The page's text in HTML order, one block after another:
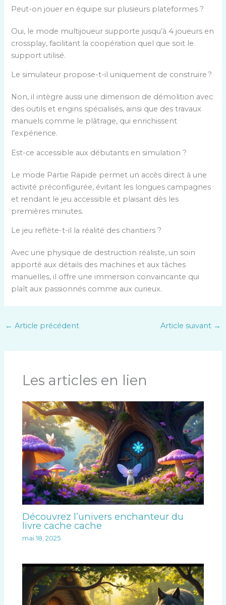
Peut-on jouer en équipe sur plusieurs plateformes ?
Oui, le mode multijoueur supporte jusqu’à 4 joueurs en
crossplay, facilitant la coopération quel que soit le
support utilisé.
Le simulateur propose-t-il uniquement de construire ?
Non, il intègre aussi une dimension de démolition avec
des outils et engins spécialisés, ainsi que des travaux
manuels comme le plâtrage, qui enrichissent
l’expérience.
Est-ce accessible aux débutants en simulation ?
Le mode Partie Rapide permet un accès direct à une
activité préconfigurée, évitant les longues campagnes
et rendant le jeu accessible et plaisant dès les
premières minutes.
Le jeu reflète-t-il la réalité des chantiers ?
Avec une physique de destruction réaliste, un soin
apporté aux détails des machines et aux tâches
manuelles, il offre une immersion convaincante qui
plaît aux passionnés comme aux curieux.
← Article précédent Article suivant →
Les articles en lien
Découvrez l’univers enchanteur du
livre cache cache
mai 18, 2025